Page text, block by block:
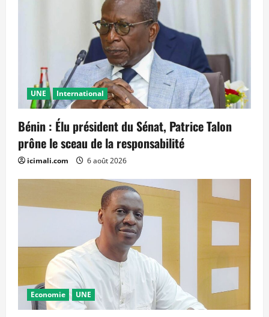
UNE International
Bénin : Élu président du Sénat, Patrice Talon
prône le sceau de la responsabilité
icimali.com 6 août 2026
Economie UNE